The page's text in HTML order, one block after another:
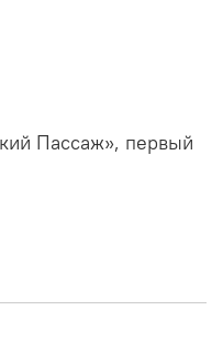
Пассаж», первый